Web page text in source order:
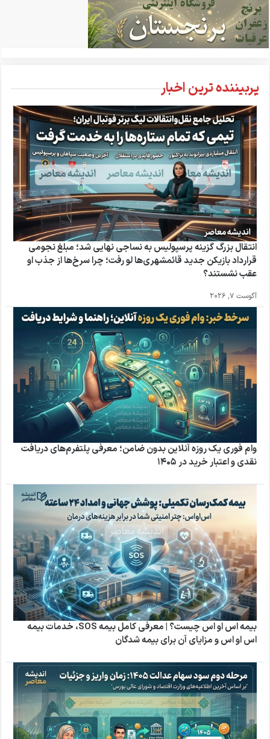
پربیننده ترین اخبار
انتقال بزرگ گزینه پرسپولیس به نساجی نهایی شد؛ مبلغ نجومی
قرارداد بازیکن جدید قائمشهری‌ها لو رفت؛ چرا سرخ‌ها از جذب او
عقب نشستند؟
آگوست 7, 2026
وام فوری یک روزه آنلاین بدون ضامن؛ معرفی پلتفرم‌های دریافت
نقدی و اعتبار خرید در ۱۴۰۵
بیمه اس او اس چیست؟ | معرفی کامل بیمه SOS، خدمات بیمه
اس او اس و مزایای آن برای بیمه شدگان